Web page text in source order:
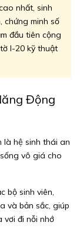
nhất, sinh
chứng minh số
đầu tiên cộng
I-20 kỹ thuật
Động
là hệ sinh thái an
vô giá cho
bộ sinh viên,
và bản sắc, giúp
vơi đi nỗi nhớ